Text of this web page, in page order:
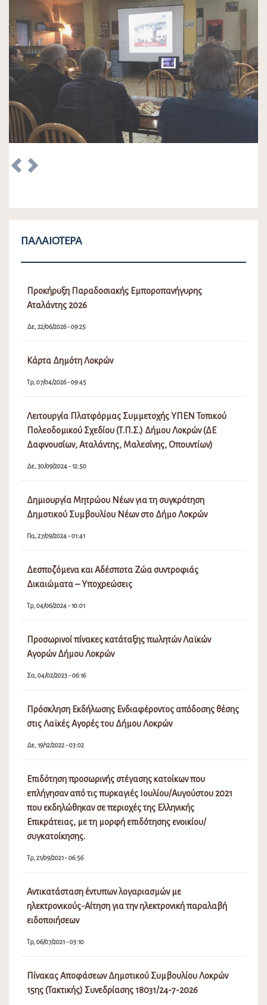
Previous
ΠΑΛΑΙΌΤΕΡΑ
Προκήρυξη Παραδοσιακής Εμποροπανήγυρης
Αταλάντης 2026
Δε, 22/06/2026 - 09:25
Κάρτα Δημότη Λοκρών
Τρ, 07/04/2026 - 09:45
Λειτουργία Πλατφόρμας Συμμετοχής ΥΠΕΝ Τοπικού
Πολεοδομικού Σχεδίου (Τ.Π.Σ.) Δήμου Λοκρών (ΔΕ
Δαφνουσίων, Αταλάντης, Μαλεσίνης, Οπουντίων)
Δε, 30/09/2024 - 12:50
Δημιουργία Μητρώου Νέων για τη συγκρότηση
Δημοτικού Συμβουλίου Νέων στο Δήμο Λοκρών
Πα, 27/09/2024 - 01:41
Δεσποζόμενα και Αδέσποτα Ζώα συντροφιάς
Δικαιώματα – Υποχρεώσεις
Τρ, 04/06/2024 - 10:01
Προσωρινοί πίνακες κατάταξης πωλητών Λαϊκών
Αγορών Δήμου Λοκρών
Σα, 04/02/2023 - 06:16
Πρόσκληση Εκδήλωσης Ενδιαφέροντος απόδοσης θέσης
στις Λαϊκές Αγορές του Δήμου Λοκρών
Δε, 19/12/2022 - 03:02
Επιδότηση προσωρινής στέγασης κατοίκων που
επλήγησαν από τις πυρκαγιές Ιουλίου/Αυγούστου 2021
που εκδηλώθηκαν σε περιοχές της Ελληνικής
Επικράτειας, με τη μορφή επιδότησης ενοικίου/
συγκατοίκησης.
Τρ, 21/09/2021 - 06:56
Αντικατάσταση έντυπων λογαριασμών με
ηλεκτρονικούς-Αίτηση για την ηλεκτρονική παραλαβή
ειδοποιήσεων
Τρ, 06/07/2021 - 03:10
Πίνακας Αποφάσεων Δημοτικού Συμβουλίου Λοκρών
15ης (Τακτικής) Συνεδρίασης 18031/24-7-2026